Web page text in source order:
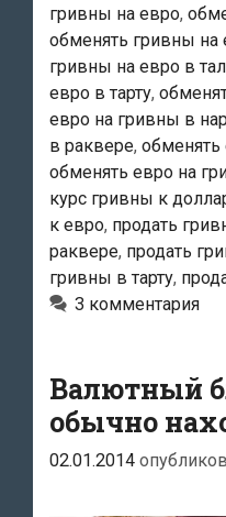
и
сейчас.
ли?
гривны на евро,
обменять гривны на
гривны на евро в
евро в тарту,
евро на гривны в
в раквере, обменять
обменять евро на
курс гривны к
к евро, продать
раквере, продать
гривны в тарту,
3 комментария
Валютный
обычно
02.01.2014